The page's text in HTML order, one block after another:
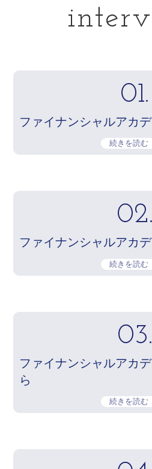
01.
ファイナンシャルアカ
続きを読む
02.
ファイナンシャルアカ
続きを読む
03.
ファイナンシャルアカ
ら
続きを読む